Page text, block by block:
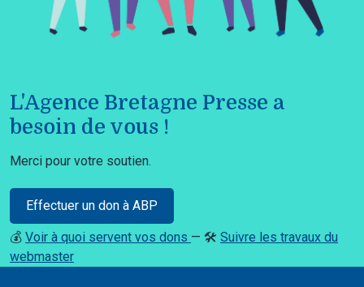
L'Agence Bretagne Presse a
besoin de vous !
Merci pour votre soutien.
Effectuer un don à ABP
💰 Voir à quoi servent vos dons — 🛠️ Suivre les travaux du
webmaster